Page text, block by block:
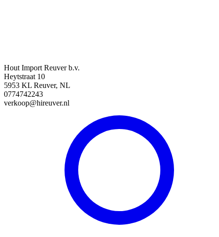
Hout Import Reuver b.v.
Heytstraat 10
5953 KL Reuver, NL
0774742243
verkoop@hireuver.nl